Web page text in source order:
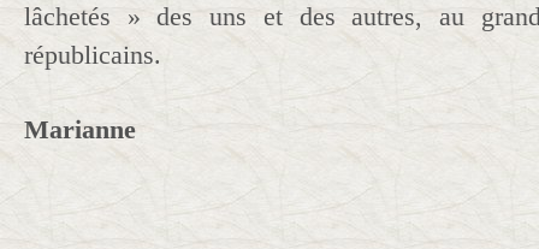
lâchetés » des uns et des autres, au
républicains.
Marianne